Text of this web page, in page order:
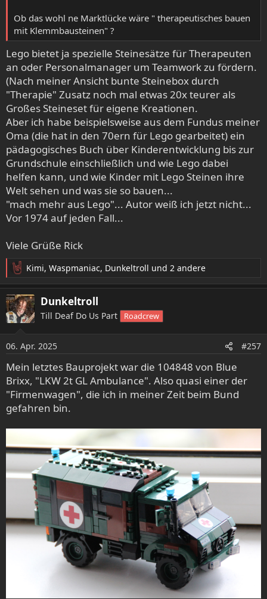
Ob das wohl ne Marktlücke wäre " therapeutisches bauen
mit Klemmbausteinen" ?
Lego bietet ja spezielle Steinesätze für Therapeuten
an oder Personalmanager um Teamwork zu fördern.
(Nach meiner Ansicht bunte Steinebox durch
"Therapie" Zusatz noch mal etwas 20x teurer als
Großes Steineset für eigene Kreationen.
Aber ich habe beispielsweise aus dem Fundus meiner
Oma (die hat in den 70ern für Lego gearbeitet) ein
pädagogisches Buch über Kinderentwicklung bis zur
Grundschule einschließlich und wie Lego dabei
helfen kann, und wie Kinder mit Lego Steinen ihre
Welt sehen und was sie so bauen...
"mach mehr aus Lego"... Autor weiß ich jetzt nicht...
Vor 1974 auf jeden Fall...
Viele Grüße Rick
R
e
a
k
t
n
e
n
:
Kimi, Waspmaniac, Dunkeltroll und 2 andere
Dunkeltroll
Till Deaf Do Us Part Roadcrew
06. Apr. 2025 #257
Mein letztes Bauprojekt war die 104848 von Blue
Brixx, "LKW 2t GL Ambulance". Also quasi einer der
"Firmenwagen", die ich in meiner Zeit beim Bund
gefahren bin.